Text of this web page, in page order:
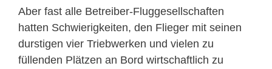
Aber fast alle Betreiber-Fluggesellschaften
hatten Schwierigkeiten, den Flieger mit seinen
durstigen vier Triebwerken und vielen zu
füllenden Plätzen an Bord wirtschaftlich zu